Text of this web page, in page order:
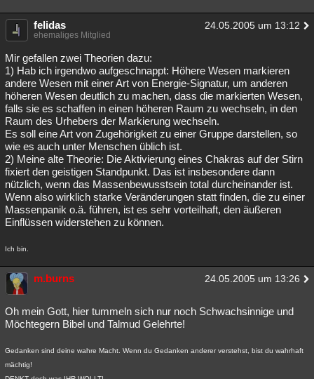
felidas 24.05.2005 um 13:12
ehemaliges Mitglied
Mir gefallen zwei Theorien dazu:
1) Hab ich irgendwo aufgeschnappt: Höhere Wesen markieren
andere Wesen mit einer Art von Energie-Signatur, um anderen
höheren Wesen deutlich zu machen, dass die markierten Wesen,
falls sie es schaffen in einen höheren Raum zu wechseln, in den
Raum des Urhebers der Markierung wechseln.
Es soll eine Art von Zugehörigkeit zu einer Gruppe darstellen, so
wie es auch unter Menschen üblich ist.
2) Meine alte Theorie: Die Aktivierung eines Chakras auf der Stirn
fixiert den geistigen Standpunkt. Das ist insbesondere dann
nützlich, wenn das Massenbewusstsein total durcheinander ist.
Wenn also wirklich starke Veränderungen statt finden, die zu einer
Massenpanik o.ä. führen, ist es sehr vorteilhaft, den äußeren
Einflüssen widerstehen zu können.
Ich bin.
m.burns 24.05.2005 um 13:26
Oh mein Gott, hier tummeln sich nur noch Schwachsinnige und
Möchtegern Bibel und Talmud Gelehrte!
Gedanken sind deine wahre Macht. Wenn du Gedanken anderer verstehst, bist du wahrhaft
mächtig!